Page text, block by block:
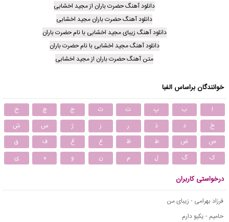
دانلود آهنگ حضرت باران از مجید اخشابی
دانلود آهنگ حضرت باران مجید اخشابی
دانلود آهنگ زیبای مجید اخشابی با نام حضرت باران
دانلود آهنگ مجید اخشابی با نام حضرت باران
متن آهنگ حضرت باران از مجید اخشابی
خوانندگان براساس الفبا
ا ب پ ت ث ج چ
ح
خ
د ذ ر ز ژ س
ش
ص
ض ط ظ ع غ ف
ق
ک
گ ل م ن و ه ی
درخواستی کاربران
فرزاد بهرامی - زیبای من
حامیم - یکیو دارم